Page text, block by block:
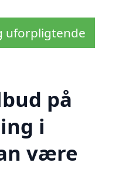
uforpligtende
på
i
være